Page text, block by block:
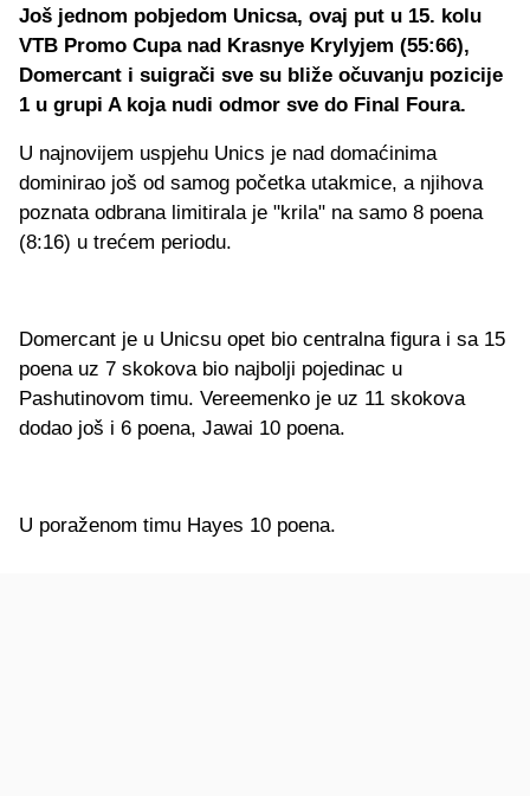
Još jednom pobjedom Unicsa, ovaj put u 15. kolu
VTB Promo Cupa nad Krasnye Krylyjem (55:66),
Domercant i suigrači sve su bliže očuvanju pozicije
1 u grupi A koja nudi odmor sve do Final Foura.
U najnovijem uspjehu Unics je nad domaćinima
dominirao još od samog početka utakmice, a njihova
poznata odbrana limitirala je "krila" na samo 8 poena
(8:16) u trećem periodu.
Domercant je u Unicsu opet bio centralna figura i sa 15
poena uz 7 skokova bio najbolji pojedinac u
Pashutinovom timu. Vereemenko je uz 11 skokova
dodao još i 6 poena, Jawai 10 poena.
U poraženom timu Hayes 10 poena.